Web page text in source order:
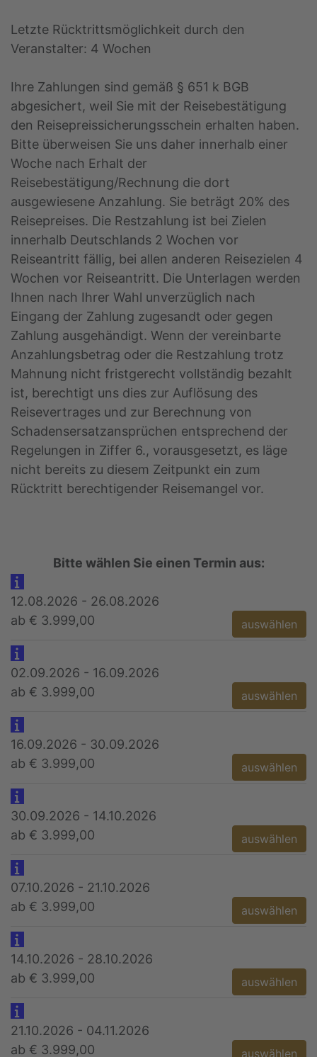
Letzte Rücktrittsmöglichkeit durch den
Veranstalter: 4 Wochen
Ihre Zahlungen sind gemäß § 651 k BGB
abgesichert, weil Sie mit der Reisebestätigung
den Reisepreissicherungsschein erhalten haben.
Bitte überweisen Sie uns daher innerhalb einer
Woche nach Erhalt der
Reisebestätigung/Rechnung die dort
ausgewiesene Anzahlung. Sie beträgt 20% des
Reisepreises. Die Restzahlung ist bei Zielen
innerhalb Deutschlands 2 Wochen vor
Reiseantritt fällig, bei allen anderen Reisezielen 4
Wochen vor Reiseantritt. Die Unterlagen werden
Ihnen nach Ihrer Wahl unverzüglich nach
Eingang der Zahlung zugesandt oder gegen
Zahlung ausgehändigt. Wenn der vereinbarte
Anzahlungsbetrag oder die Restzahlung trotz
Mahnung nicht fristgerecht vollständig bezahlt
ist, berechtigt uns dies zur Auflösung des
Reisevertrages und zur Berechnung von
Schadensersatzansprüchen entsprechend der
Regelungen in Ziffer 6., vorausgesetzt, es läge
nicht bereits zu diesem Zeitpunkt ein zum
Rücktritt berechtigender Reisemangel vor.
Bitte wählen Sie einen Termin aus:
12.08.2026 - 26.08.2026
ab € 3.999,00
auswählen
02.09.2026 - 16.09.2026
ab € 3.999,00
auswählen
16.09.2026 - 30.09.2026
ab € 3.999,00
auswählen
30.09.2026 - 14.10.2026
ab € 3.999,00
auswählen
07.10.2026 - 21.10.2026
ab € 3.999,00
auswählen
14.10.2026 - 28.10.2026
ab € 3.999,00
auswählen
21.10.2026 - 04.11.2026
ab € 3.999,00
auswählen